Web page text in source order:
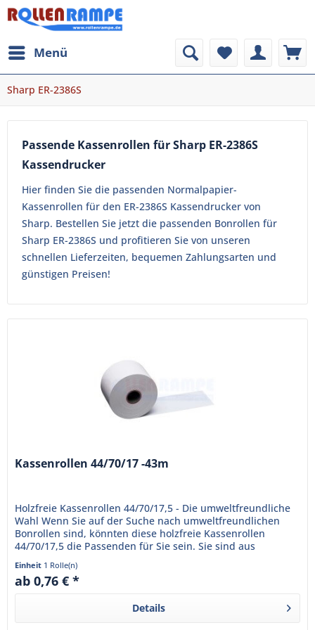
Menü
Sharp ER-2386S
Passende Kassenrollen für Sharp ER-2386S
Kassendrucker
Hier finden Sie die passenden Normalpapier-
Kassenrollen für den ER-2386S Kassendrucker von
Sharp. Bestellen Sie jetzt die passenden Bonrollen für
Sharp ER-2386S und profitieren Sie von unseren
schnellen Lieferzeiten, bequemen Zahlungsarten und
günstigen Preisen!
Kassenrollen 44/70/17 -43m
Holzfreie Kassenrollen 44/70/17,5 - Die umweltfreundliche
Wahl Wenn Sie auf der Suche nach umweltfreundlichen
Bonrollen sind, könnten diese holzfreie Kassenrollen
44/70/17,5 die Passenden für Sie sein. Sie sind aus
Normalpapier...
Einheit 1 Rolle(n)
ab 0,76 € *
Details